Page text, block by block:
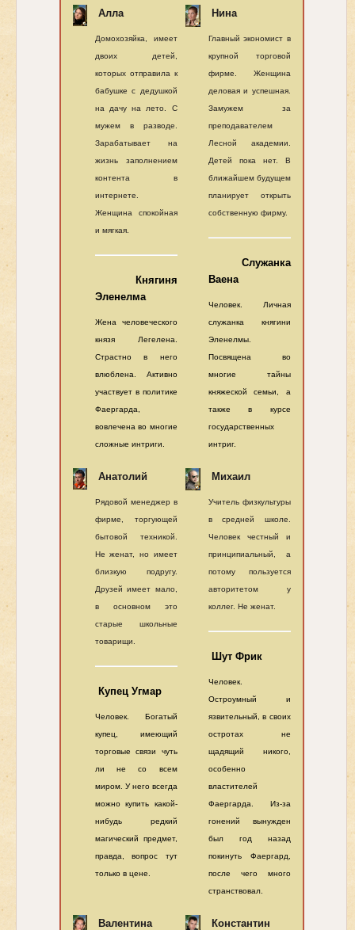
Алла
Домохозяйка, имеет
двоих детей,
которых отправила к
бабушке с дедушкой
на дачу на лето. С
мужем в разводе.
Зарабатывает на
жизнь заполнением
контента в
интернете.
Женщина спокойная
и мягкая.
Княгиня
Эленелма
Жена человеческого
князя Легелена.
Страстно в него
влюблена. Активно
участвует в политике
Фаергарда,
вовлечена во многие
сложные интриги.
Нина
Главный экономист в
крупной торговой
фирме. Женщина
деловая и успешная.
Замужем за
преподавателем
Лесной академии.
Детей пока нет. В
ближайшем будущем
планирует открыть
собственную фирму.
Служанка
Ваена
Человек. Личная
служанка княгини
Эленелмы.
Посвящена во
многие тайны
княжеской семьи, а
также в курсе
государственных
интриг.
Анатолий
Рядовой менеджер в
фирме, торгующей
бытовой техникой.
Не женат, но имеет
близкую подругу.
Друзей имеет мало,
в основном это
старые школьные
товарищи.
Купец Угмар
Человек. Богатый
купец, имеющий
торговые связи чуть
ли не со всем
миром. У него всегда
можно купить какой-
нибудь редкий
магический предмет,
правда, вопрос тут
только в цене.
Михаил
Учитель физкультуры
в средней школе.
Человек честный и
принципиальный, а
потому пользуется
авторитетом у
коллег. Не женат.
Шут Фрик
Человек.
Остроумный и
язвительный, в своих
остротах не
щадящий никого,
особенно
властителей
Фаергарда. Из-за
гонений вынужден
был год назад
покинуть Фаергард,
после чего много
странствовал.
Валентина Константин